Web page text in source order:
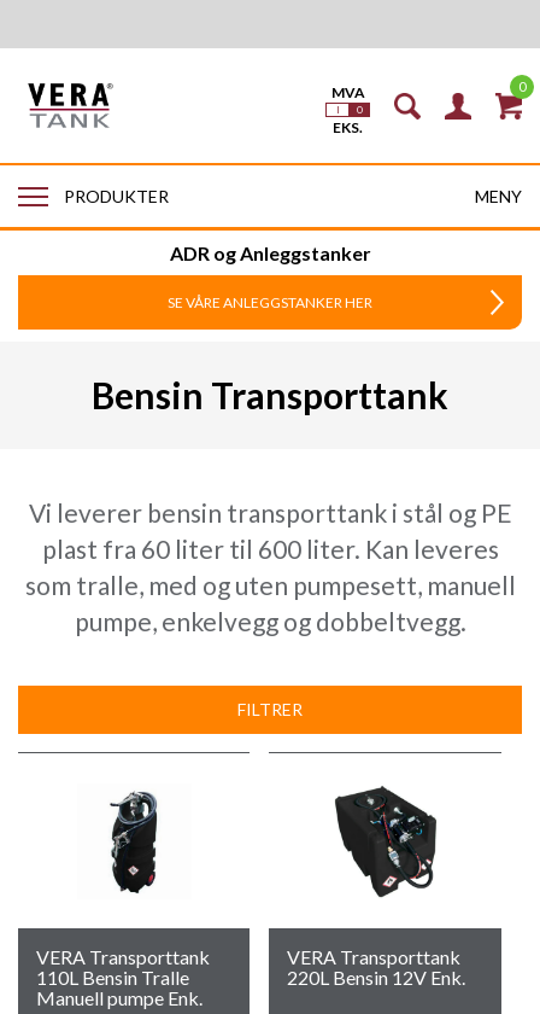
0
PRODUKTER MENY
ADR og Anleggstanker
SE VÅRE ANLEGGSTANKER HER
Bensin Transporttank
Vi leverer bensin transporttank i stål og PE
plast fra 60 liter til 600 liter. Kan leveres
som tralle, med og uten pumpesett, manuell
pumpe, enkelvegg og dobbeltvegg.
FILTRER
VERA Transporttank
110L Bensin Tralle
Manuell pumpe Enk.
VERA Transporttank
220L Bensin 12V Enk.